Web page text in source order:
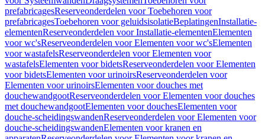
prefabricagesReserveonderdelen voor Toebehoren voor
prefabricagesToebehoren voor geluidsisolatieBeplatingenInstallatie-
elementenReserveonderdelen voor Installatie-elementenElementen
voor wc'sReserveonderdelen voor Elementen voor wc'sElementen
voor wastafelsReserveonderdelen voor Elementen voor
wastafelsElementen voor bidetsReserveonderdelen voor Elementen
voor bidetsElementen voor urinoirsReserveonderdelen voor
Elementen voor urinoirsElementen voor douches met
douchewandgootReserveonderdelen voor Elementen voor douches
met douchewandgootElementen voor douchesElementen voor
douche-scheidingswandenReserveonderdelen voor Elementen voor
douche-scheidingswandenElementen voor kranen en